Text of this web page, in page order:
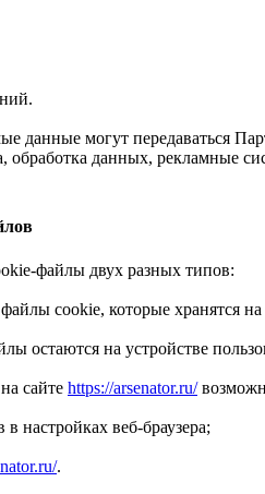
данные могут передаваться
обработка данных, рекламные
файлы двух разных типов:
cookie, которые хранятся на
на устройстве
сайте https://arsenator.ru/
настройках веб-браузера;
.